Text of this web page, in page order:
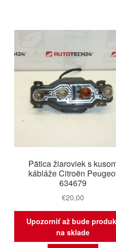
Pätica žiaroviek s
kábláže Citroën
634679
€20,00
Upozorniť až bude
na sklade